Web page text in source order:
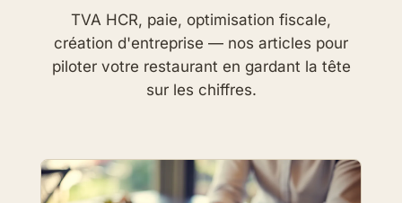
TVA HCR, paie, optimisation fiscale,
création d'entreprise — nos articles pour
piloter votre restaurant en gardant la tête
sur les chiffres.